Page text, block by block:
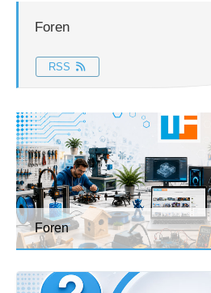
Foren
RSS
Foren